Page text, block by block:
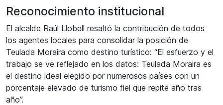
Reconocimiento institucional
El alcalde Raúl Llobell resaltó la contribución de todos
los agentes locales para consolidar la posición de
Teulada Moraira como destino turístico: “El esfuerzo y el
trabajo se ve reflejado en los datos: Teulada Moraira es
el destino ideal elegido por numerosos países con un
porcentaje elevado de turismo fiel que repite año tras
año”.